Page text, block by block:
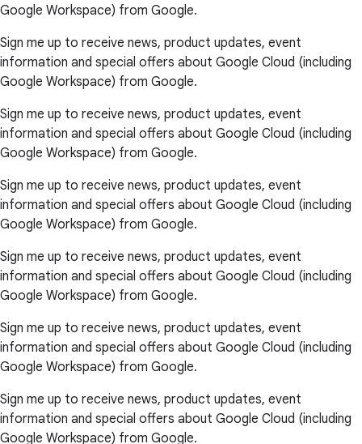
Google Workspace) from Google.
Sign me up to receive news, product updates, event
information and special offers about Google Cloud (including
Google Workspace) from Google.
Sign me up to receive news, product updates, event
information and special offers about Google Cloud (including
Google Workspace) from Google.
Sign me up to receive news, product updates, event
information and special offers about Google Cloud (including
Google Workspace) from Google.
Sign me up to receive news, product updates, event
information and special offers about Google Cloud (including
Google Workspace) from Google.
Sign me up to receive news, product updates, event
information and special offers about Google Cloud (including
Google Workspace) from Google.
Sign me up to receive news, product updates, event
information and special offers about Google Cloud (including
Google Workspace) from Google.